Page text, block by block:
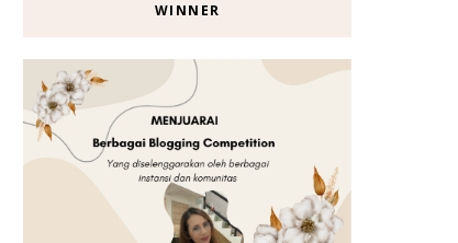
WINNER